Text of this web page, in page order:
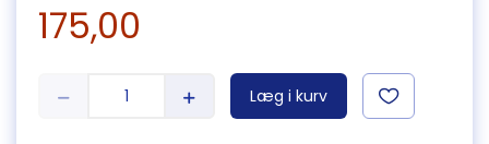
175,00
Læg i kurv